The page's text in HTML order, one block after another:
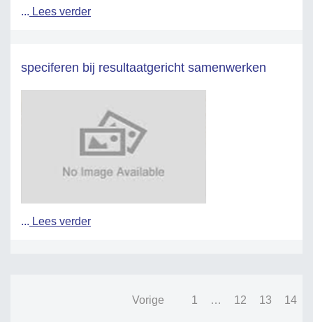
... Lees verder
speciferen bij resultaatgericht samenwerken
... Lees verder
Vorige 1 … 12 13 14